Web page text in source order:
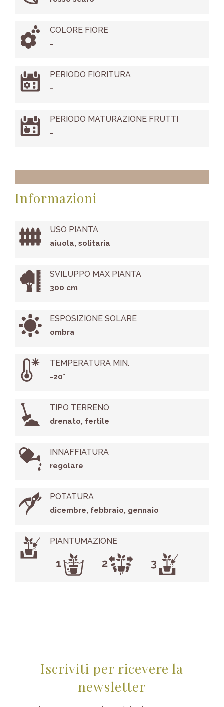
COLORE FIORE
-
PERIODO FIORITURA
-
PERIODO MATURAZIONE FRUTTI
-
Informazioni
USO PIANTA
aiuola, solitaria
SVILUPPO MAX PIANTA
300 cm
ESPOSIZIONE SOLARE
ombra
TEMPERATURA MIN.
-20°
TIPO TERRENO
drenato, fertile
INNAFFIATURA
regolare
POTATURA
dicembre, febbraio, gennaio
PIANTUMAZIONE
Iscriviti per ricevere la
newsletter